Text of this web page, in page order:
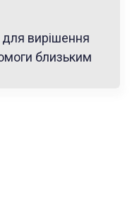
вирішення
близьким